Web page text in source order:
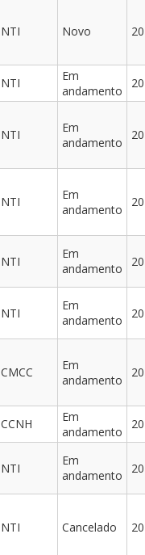
NTI Novo
NTI
Em
andamento
NTI
Em
andamento
NTI
Em
andamento
NTI
Em
andamento
NTI
Em
andamento
CMCC
Em
andamento
CCNH
Em
andamento
NTI
Em
andamento
NTI Cancelado